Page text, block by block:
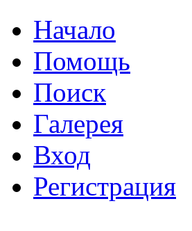
Начало
Помощь
Поиск
Галерея
Вход
Регистрация